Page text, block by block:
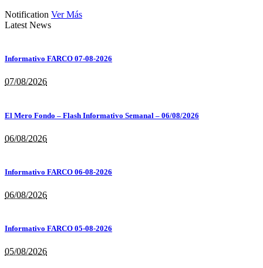
Notification Ver Más
Latest News
Informativo FARCO 07-08-2026
07/08/2026
El Mero Fondo – Flash Informativo Semanal – 06/08/2026
06/08/2026
Informativo FARCO 06-08-2026
06/08/2026
Informativo FARCO 05-08-2026
05/08/2026